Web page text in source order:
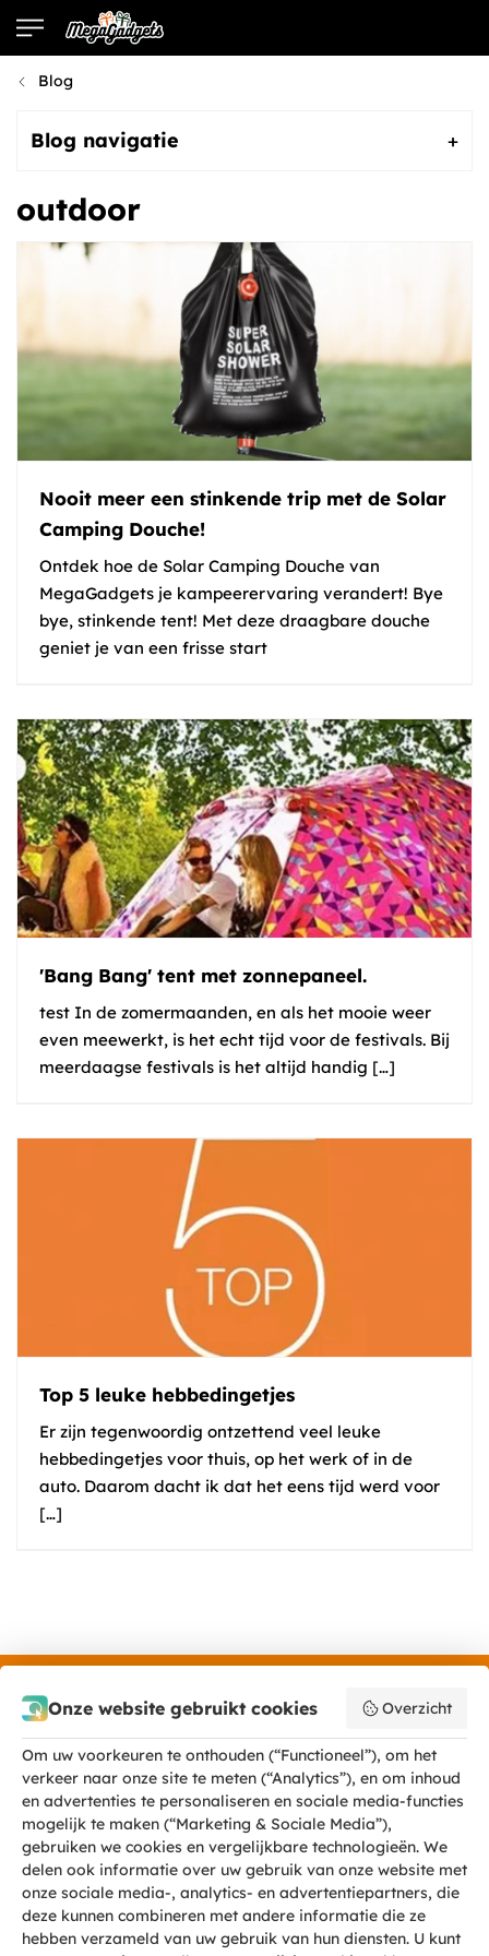
Blog
outdoor
Nooit meer een stinkende trip met de Solar
Camping Douche!
Ontdek hoe de Solar Camping Douche van
MegaGadgets je kampeerervaring verandert! Bye
bye, stinkende tent! Met deze draagbare douche
geniet je van een frisse start
'Bang Bang' tent met zonnepaneel.
test In de zomermaanden, en als het mooie weer
even meewerkt, is het echt tijd voor de festivals. Bij
meerdaagse festivals is het altijd handig […]
Top 5 leuke hebbedingetjes
Er zijn tegenwoordig ontzettend veel leuke
hebbedingetjes voor thuis, op het werk of in de
auto. Daarom dacht ik dat het eens tijd werd voor
[…]
Blog navigatie
Nieuwsbrief
MegaGadgets
Onze website gebruikt cookies Overzicht
Om uw voorkeuren te onthouden (“Functioneel”), om het
verkeer naar onze site te meten (“Analytics”), en om inhoud
en advertenties te personaliseren en sociale media-functies
mogelijk te maken (“Marketing & Sociale Media”),
gebruiken we cookies en vergelijkbare technologieën. We
delen ook informatie over uw gebruik van onze website met
onze sociale media-, analytics- en advertentiepartners, die
deze kunnen combineren met andere informatie die ze
hebben verzameld van uw gebruik van hun diensten. U kunt